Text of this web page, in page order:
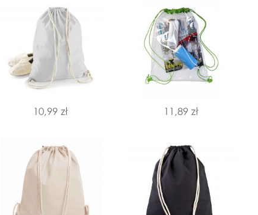
10,99 zł 11,89 zł